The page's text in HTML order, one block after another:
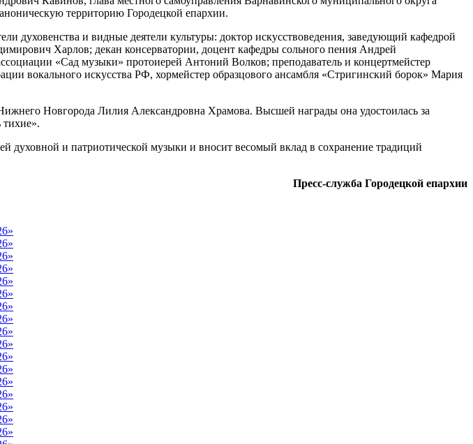
территорию Городецкой епархии.
духовенства и видные деятели культуры: доктор искусствоведения, заведующий кафедрой
Харлов; декан консерватории, доцент кафедры сольного пения Андрей
«Сад музыки» протоиерей Антоний Волков; преподаватель и концертмейстер
вокального искусства РФ, хормейстер образцового ансамбля «Стригинский борок» Мария
Новгорода Лилия Александровна Храмова. Высшей награды она удостоилась за
духовной и патриотической музыки и вносит весомый вклад в сохранение традиций
Пресс-служба Городецкой епархии